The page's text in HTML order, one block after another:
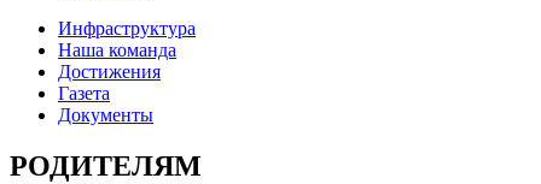
Инфраструктура
Наша команда
Достижения
Газета
Документы
РОДИТЕЛЯМ